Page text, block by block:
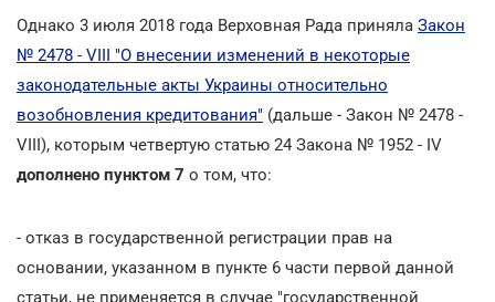
Однако 3 июля 2018 года Верховная Рада приняла Закон
№ 2478 - VIII "О внесении изменений в некоторые
законодательные акты Украины относительно
возобновления кредитования" (дальше - Закон № 2478 -
VIII), которым четвертую статью 24 Закона № 1952 - IV
дополнено пунктом 7 о том, что:
- отказ в государственной регистрации прав на
основании, указанном в пункте 6 части первой данной
статьи, не применяется в случае "государственной